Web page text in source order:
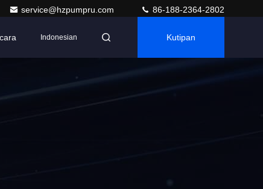
service@hzpumpru.com 86-188-2364-2802
Indonesian Kutipan